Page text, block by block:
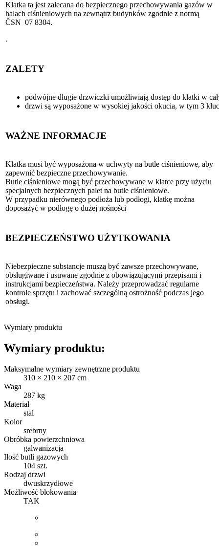
Klatka ta jest zalecana do bezpiecznego przechowywania gazów w
halach ciśnieniowych na zewnątrz budynków zgodnie z normą
ČSN 07 8304.
.
ZALETY
podwójne długie drzwiczki umożliwiają dostęp do klatki w
drzwi są wyposażone w wysokiej jakości okucia, w tym 3
WAŻNE INFORMACJE
Klatka musi być wyposażona w uchwyty na butle ciśnieniowe, aby
zapewnić bezpieczne przechowywanie.
Butle ciśnieniowe mogą być przechowywane w klatce przy użyciu
specjalnych bezpiecznych palet na butle ciśnieniowe.
W przypadku nierównego podłoża lub podłogi, klatkę można
doposażyć w podłogę o dużej nośności
BEZPIECZEŃSTWO UŻYTKOWANIA
Niebezpieczne substancje muszą być zawsze przechowywane,
obsługiwane i usuwane zgodnie z obowiązującymi przepisami i
instrukcjami bezpieczeństwa. Należy przeprowadzać regularne
kontrole sprzętu i zachować szczególną ostrożność podczas jego
obsługi.
Wymiary produktu
Wymiary produktu:
Maksymalne wymiary zewnętrzne produktu
310 × 210 × 207 cm
Waga
287 kg
Materiał
stal
Kolor
srebrny
Obróbka powierzchniowa
galwanizacja
Ilość butli gazowych
104 szt.
Rodzaj drzwi
dwuskrzydłowe
Możliwość blokowania
TAK